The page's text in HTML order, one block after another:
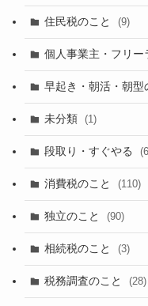
住民税のこと (9)
個人事業主・フリー
早起き・朝活・朝型
未分類 (1)
段取り・すぐやる
消費税のこと (110)
独立のこと (90)
相続税のこと (3)
税務調査のこと (28)